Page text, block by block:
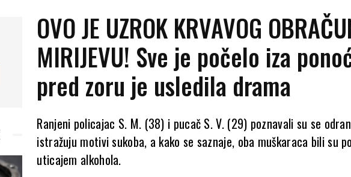
OVO JE UZROK KRVAVOG
MIRIJEVU! Sve je počelo iza
pred zoru je usledila drama
Ranjeni policajac S. M. (38) i pucač S. V. (29) poznavali su se
istražuju motivi sukoba, a kako se saznaje, oba muškaraca bili su
uticajem alkohola.